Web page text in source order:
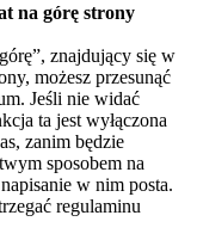
na górę strony
znajdujący się w
możesz przesunąć
Jeśli nie widać
ta jest wyłączona
zanim będzie
sposobem na
w nim posta.
regulaminu